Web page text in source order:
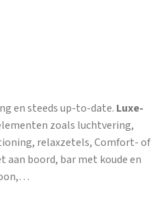
en steeds up-to-date. Luxe-
zoals luchtvering,
relaxzetels, Comfort- of
boord, bar met koude en